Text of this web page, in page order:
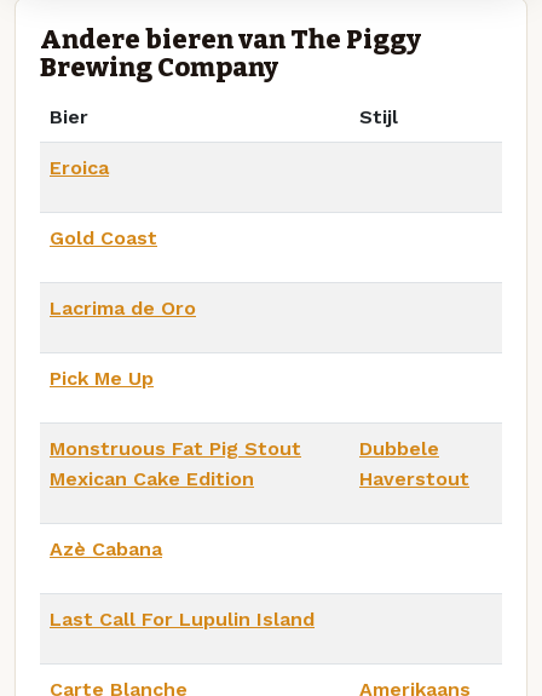
Andere bieren van The Piggy
Brewing Company
Bier Stijl
Eroica
Gold Coast
Lacrima de Oro
Pick Me Up
Monstruous Fat Pig Stout
Mexican Cake Edition
Dubbele
Haverstout
Azè Cabana
Last Call For Lupulin Island
Carte Blanche
Amerikaans